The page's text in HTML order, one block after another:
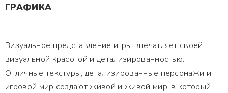
ГРАФИКА
Визуальное представление игры впечатляет своей
визуальной красотой и детализированностью.
Отличные текстуры, детализированные персонажи и
игровой мир создают живой и живой мир, в который